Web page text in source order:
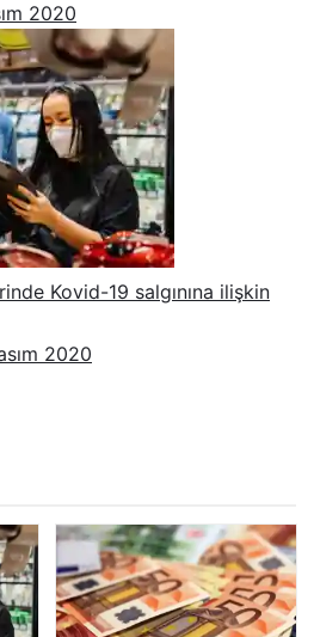
2020
Kovid-19 salgınına ilişkin
2020